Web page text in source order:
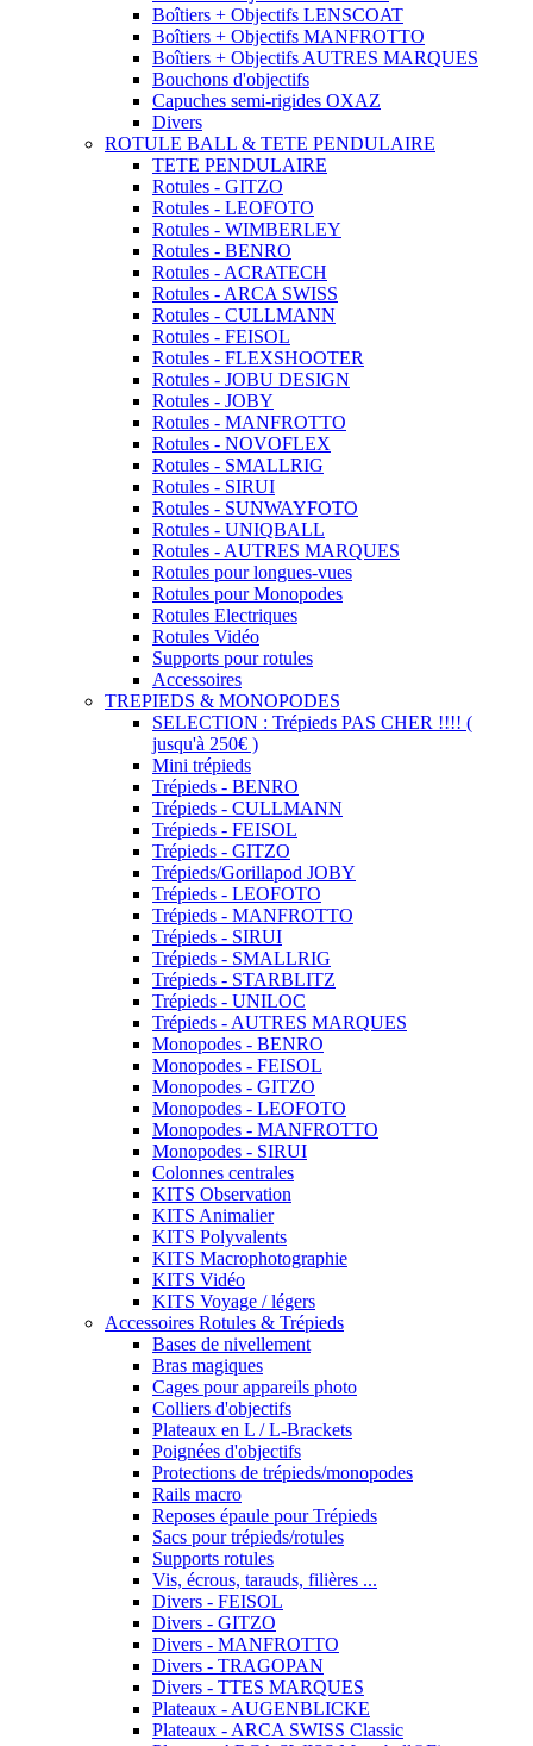
Boîtiers + Objectifs LENSCOAT
Boîtiers + Objectifs MANFROTTO
Boîtiers + Objectifs AUTRES MARQUES
Bouchons d'objectifs
Capuches semi-rigides OXAZ
Divers
ROTULE BALL & TETE PENDULAIRE
TETE PENDULAIRE
Rotules - GITZO
Rotules - LEOFOTO
Rotules - WIMBERLEY
Rotules - BENRO
Rotules - ACRATECH
Rotules - ARCA SWISS
Rotules - CULLMANN
Rotules - FEISOL
Rotules - FLEXSHOOTER
Rotules - JOBU DESIGN
Rotules - JOBY
Rotules - MANFROTTO
Rotules - NOVOFLEX
Rotules - SMALLRIG
Rotules - SIRUI
Rotules - SUNWAYFOTO
Rotules - UNIQBALL
Rotules - AUTRES MARQUES
Rotules pour longues-vues
Rotules pour Monopodes
Rotules Electriques
Rotules Vidéo
Supports pour rotules
Accessoires
TREPIEDS & MONOPODES
SELECTION : Trépieds PAS CHER !!!! (
jusqu'à 250€ )
Mini trépieds
Trépieds - BENRO
Trépieds - CULLMANN
Trépieds - FEISOL
Trépieds - GITZO
Trépieds/Gorillapod JOBY
Trépieds - LEOFOTO
Trépieds - MANFROTTO
Trépieds - SIRUI
Trépieds - SMALLRIG
Trépieds - STARBLITZ
Trépieds - UNILOC
Trépieds - AUTRES MARQUES
Monopodes - BENRO
Monopodes - FEISOL
Monopodes - GITZO
Monopodes - LEOFOTO
Monopodes - MANFROTTO
Monopodes - SIRUI
Colonnes centrales
KITS Observation
KITS Animalier
KITS Polyvalents
KITS Macrophotographie
KITS Vidéo
KITS Voyage / légers
Accessoires Rotules & Trépieds
Bases de nivellement
Bras magiques
Cages pour appareils photo
Colliers d'objectifs
Plateaux en L / L-Brackets
Poignées d'objectifs
Protections de trépieds/monopodes
Rails macro
Reposes épaule pour Trépieds
Sacs pour trépieds/rotules
Supports rotules
Vis, écrous, tarauds, filières ...
Divers - FEISOL
Divers - GITZO
Divers - MANFROTTO
Divers - TRAGOPAN
Divers - TTES MARQUES
Plateaux - AUGENBLICKE
Plateaux - ARCA SWISS Classic